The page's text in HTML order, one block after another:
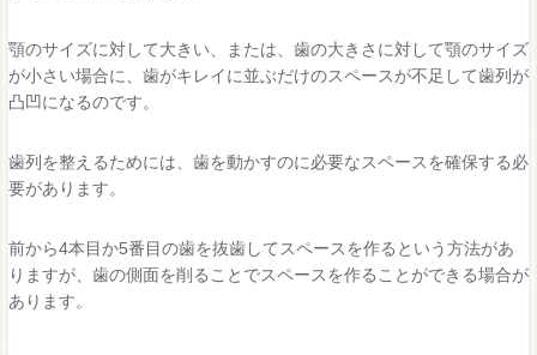
顎のサイズに対して大きい、または、歯の大きさに対して顎のサイズ
が小さい場合に、歯がキレイに並ぶだけのスペースが不足して歯列が
凸凹になるのです。
歯列を整えるためには、歯を動かすのに必要なスペースを確保する必
要があります。
前から4本目か5番目の歯を抜歯してスペースを作るという方法があ
りますが、歯の側面を削ることでスペースを作ることができる場合が
あります。